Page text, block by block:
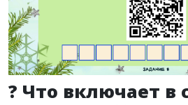
? Что включает в